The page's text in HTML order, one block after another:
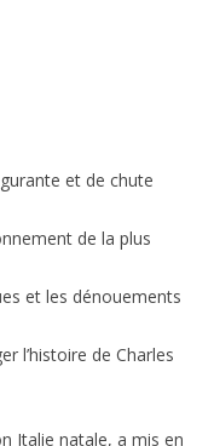
et de chute
de la plus
et les dénouements
l’histoire de Charles
Italie natale, a mis en